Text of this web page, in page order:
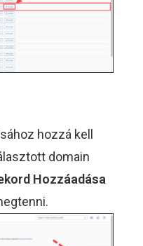
hozzá kell
domain
Hozzáadása